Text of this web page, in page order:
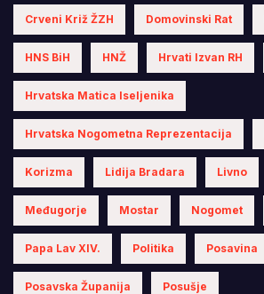
Crveni Križ ŽZH Domovinski Rat
HNS BiH HNŽ Hrvati Izvan RH
Hrvatska Matica Iseljenika
Hrvatska Nogometna Reprezentacija
Korizma Lidija Bradara Livno
Međugorje Mostar Nogomet
Papa Lav XIV. Politika Posavina
Posavska Županija Posušje